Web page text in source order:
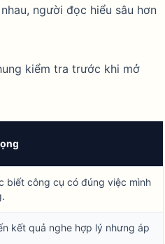
người đọc hiểu sâu hơn
kiểm tra trước khi mở
biết công cụ có đúng việc mình
kết quả nghe hợp lý nhưng áp